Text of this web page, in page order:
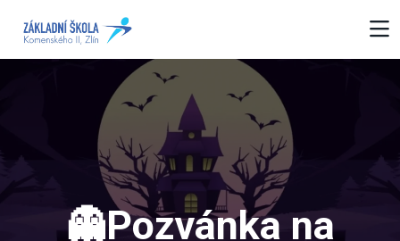
👻Pozvánka na